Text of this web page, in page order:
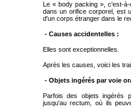
Le « body packing », c'est-
dans un orifice corporel, est
d'un corps étranger dans le
- Causes accidentelles :
Elles sont exceptionnelles.
Après les causes, voici les
- Objets ingérés par voie
Parfois des objets ingérés
jusqu'au rectum, où ils